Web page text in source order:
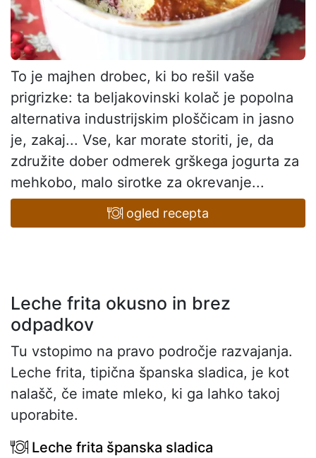
To je majhen drobec, ki bo rešil vaše
prigrizke: ta beljakovinski kolač je popolna
alternativa industrijskim ploščicam in jasno
je, zakaj... Vse, kar morate storiti, je, da
združite dober odmerek grškega jogurta za
mehkobo, malo sirotke za okrevanje...
ogled recepta
Leche frita okusno in brez
odpadkov
Tu vstopimo na pravo področje razvajanja.
Leche frita, tipična španska sladica, je kot
nalašč, če imate mleko, ki ga lahko takoj
uporabite.
Leche frita španska sladica